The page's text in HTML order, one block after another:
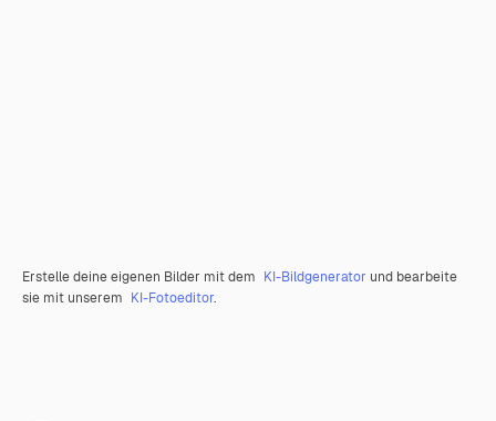
Erstelle deine eigenen Bilder mit dem KI-Bildgenerator und bearbeite
sie mit unserem KI-Fotoeditor.